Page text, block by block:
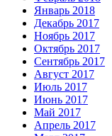
Январь 2018
Декабрь 2017
Ноябрь 2017
Октябрь 2017
Сентябрь 2017
Август 2017
Июль 2017
Июнь 2017
Май 2017
Апрель 2017